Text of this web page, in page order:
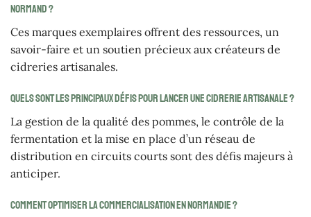
normand ?
Ces marques exemplaires offrent des ressources, un
savoir-faire et un soutien précieux aux créateurs de
cidreries artisanales.
Quels sont les principaux défis pour lancer une cidrerie artisanale ?
La gestion de la qualité des pommes, le contrôle de la
fermentation et la mise en place d’un réseau de
distribution en circuits courts sont des défis majeurs à
anticiper.
Comment optimiser la commercialisation en Normandie ?